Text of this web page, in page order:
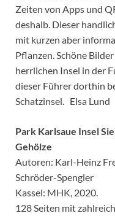
Zeiten von Apps und
deshalb. Dieser
mit kurzen aber
Pflanzen. Schöne
herrlichen Insel in der
dieser Führer dorthin
Schatzinsel. Elsa Lund
Park Karlsaue Insel
Gehölze
Autoren: Karl-Heinz
Schröder-Spengler
Kassel: MHK, 2020.
128 Seiten mit